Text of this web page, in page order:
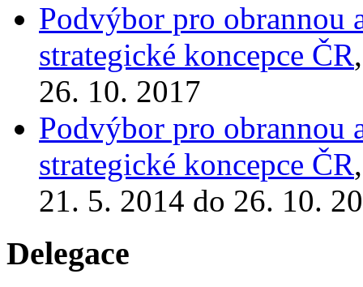
Podvýbor pro obrannou
strategické koncepce ČR
26. 10. 2017
Podvýbor pro obrannou
strategické koncepce ČR
21. 5. 2014 do 26. 10.
Delegace